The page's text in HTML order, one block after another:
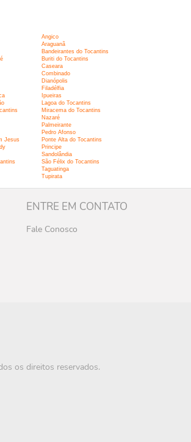
Angico
Araguanã
Bandeirantes do Tocantins
Buriti do Tocantins
Caseara
Combinado
Dianópolis
Filadélfia
Ipueiras
Lagoa do Tocantins
Miracema do Tocantins
Nazaré
Palmeirante
Pedro Afonso
Jesus
Ponte Alta do Tocantins
Principe
Sandolândia
São Félix do Tocantins
Taguatinga
Tupirata
ENTRE EM CONTATO
Fale Conosco
os direitos reservados.